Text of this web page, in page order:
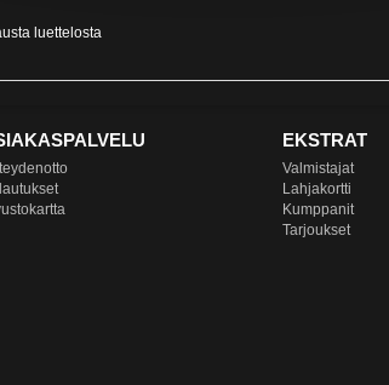
luettelosta
EKSTRAT
Valmistajat
Lahjakortti
Kumppanit
Tarjoukset